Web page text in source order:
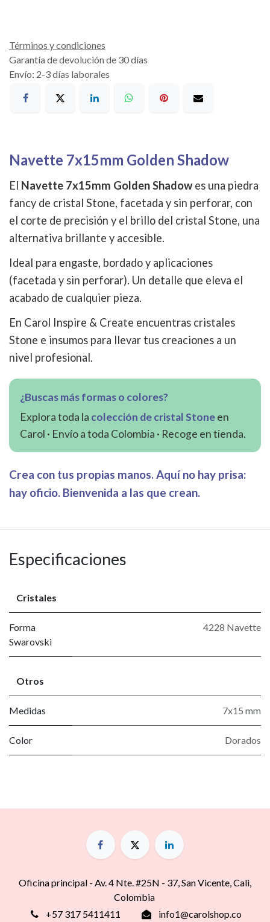
Términos y condiciones
Garantía de devolución de 30 días
Envío: 2-3 días laborales
Navette 7x15mm Golden Shadow
El Navette 7x15mm Golden Shadowes una piedra
fancy de cristal Stone, facetada y sin perforar, con
el corte de precisión y el brillo del cristal Stone, una
alternativa brillante y accesible.
Ideal para engaste, bordado y aplicaciones
(facetada y sin perforar). Un detalle que eleva el
acabado de cualquier pieza.
En Carol Inspire & Create encuentras cristales
Stone e insumos para llevar tus creaciones a un
nivel profesional.
¿Buscas más formas o colores?
Explora toda la colección de cristal Stoneen
Carol · Envío a toda Colombia · Recoge en tienda.
Crea con tus propias manos. Aquí no hay prisa:
hay oficio. Bienvenida a las que crean.
Especificaciones
Cristales
Forma
Swarovski
4228 Navette
Otros
Medidas 7x15 mm
Color Dorados
Oficina principal - Av. 4 Nte. #25N - 37, San Vicente, Cali,
Colombia
+57 317 5411411
info1@carolshop.co